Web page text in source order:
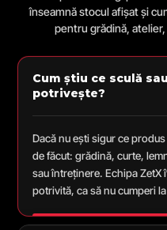
înseamnă stocul afișat și
pentru grădină,
Cum știu ce sculă
potrivește?
Dacă nu ești sigur ce
de făcut: grădină, curte,
sau întreținere. Echipa
potrivită, ca să nu cumperi